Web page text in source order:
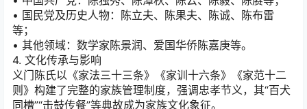
• 国民党及历史人物：陈立夫、陈果夫、陈诚、陈布雷
等；
• 其他领域：数学家陈景润、爱国华侨陈嘉庚等。
4. 文化传承与影响
义门陈氏以《家法三十三条》《家训十六条》《家范十二
则》构建了完整的家族管理制度，强调忠孝节义，其“百犬
同槽”“击鼓传餐”等典故成为家族文化象征。